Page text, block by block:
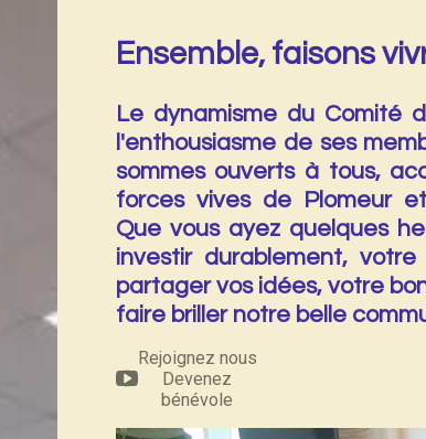
Ensemble, faisons
Le dynamisme du Comité
l'enthousiasme de ses
sommes ouverts à tous,
forces vives de Plomeur
Que vous ayez quelques
investir durablement,
partager vos idées, votre
faire briller notre belle
Rejoignez nous
Devenez
bénévole